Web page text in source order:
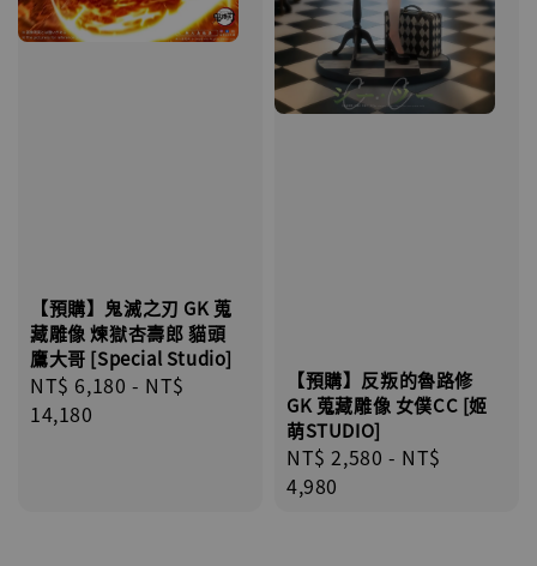
【預購】鬼滅之刃 GK 蒐
藏雕像 煉獄杏壽郎 貓頭
鷹大哥 [Special Studio]
Regular
price
NT$ 6,180 - NT$
14,180
【預購】反叛的魯路修
GK 蒐藏雕像 女僕CC [姬
萌STUDIO]
Regular
price
NT$ 2,580 - NT$
4,980